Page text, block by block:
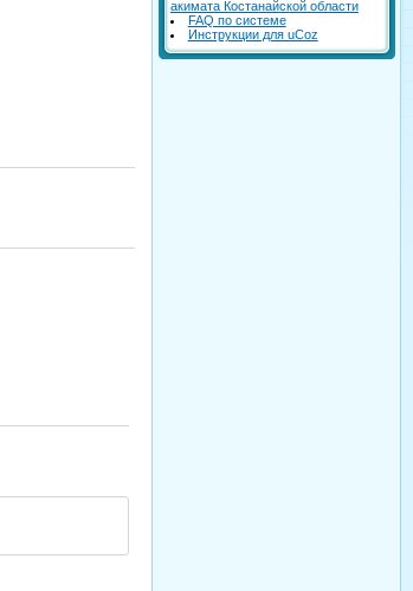
акимата Костанайской области
FAQ по системе
Инструкции для uCoz